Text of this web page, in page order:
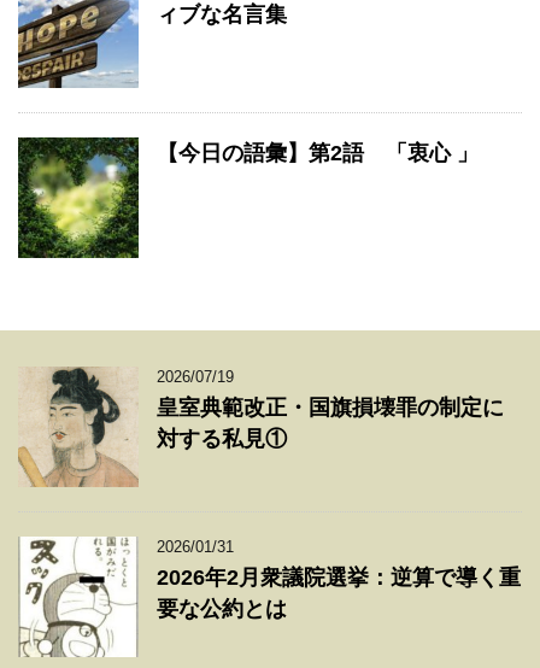
ィブな名言集
【今日の語彙】第2語 「衷心 」
2026/07/19
皇室典範改正・国旗損壊罪の制定に
対する私見①
2026/01/31
2026年2月衆議院選挙：逆算で導く重
要な公約とは